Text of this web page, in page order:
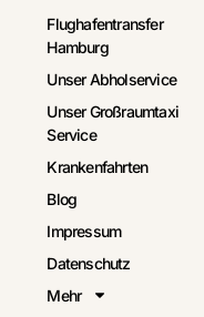
Flughafentransfer
Hamburg
Unser Abholservice
Unser Großraumtaxi
Service
Krankenfahrten
Blog
Impressum
Datenschutz
Mehr